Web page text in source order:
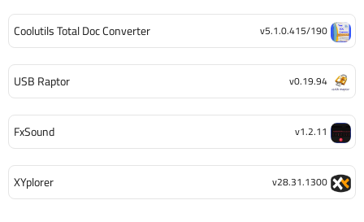
Coolutils Total Doc Converter v5.1.0.415/190
USB Raptor v0.19.94
FxSound v1.2.11
XYplorer v28.31.1300